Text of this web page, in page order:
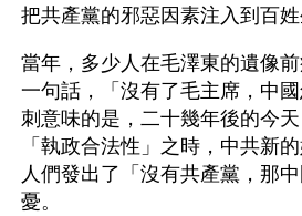
把共產黨的邪惡因素注入到百姓
當年，多少人在毛澤東的遺像
一句話，「沒有了毛主席，中
刺意味的是，二十幾年後的今
「執政合法性」之時，中共新
人們發出了「沒有共產黨，那
憂。